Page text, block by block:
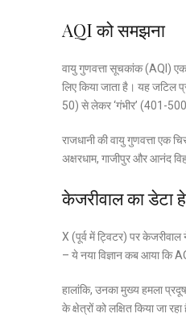
AQI को समझना
वायु गुणवत्ता सूचकांक (AQI)
लिए किया जाता है। यह जटिल
50) से लेकर ‘गंभीर’ (401-
राजधानी की वायु गुणवत्ता एक
अक्षरधाम, गाजीपुर और आनंद
केजरीवाल का डेटा
X (पूर्व में ट्विटर) पर
– ये नया विज्ञान कब आया कि
हालांकि, उनका मुख्य हमला
के क्षेत्रों को लक्षित किया जा